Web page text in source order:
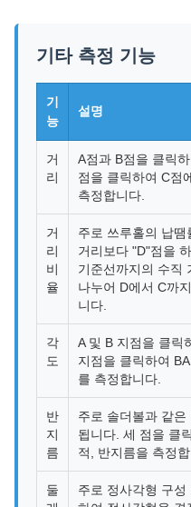
기타 측정 기능
기
능
설명
거
리
A점과 B점을 클릭
점을 클릭하여 C점
측정합니다.
거
리
비
율
주로 쓰루홀의 납땜
거리보다 "D"점을
기준선까지의 수직
나누어 D에서 C까
니다.
각
도
A 및 B 지점을 클릭
지점을 클릭하여
를 측정합니다.
반
지
름
주로 솔더볼과 같
됩니다. 세 점을 클
적, 반지름을 측정합
둘
주로 정사각형 구